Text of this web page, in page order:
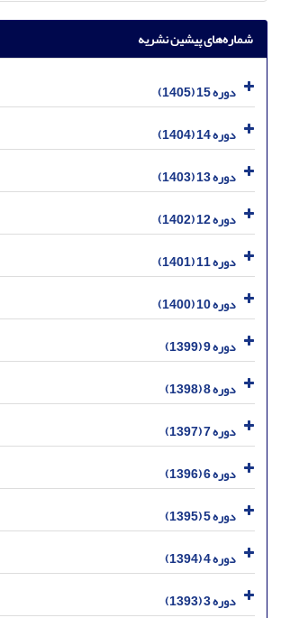
شماره‌های پیشین نشریه
دوره 15 (1405)
دوره 14 (1404)
دوره 13 (1403)
دوره 12 (1402)
دوره 11 (1401)
دوره 10 (1400)
دوره 9 (1399)
دوره 8 (1398)
دوره 7 (1397)
دوره 6 (1396)
دوره 5 (1395)
دوره 4 (1394)
دوره 3 (1393)